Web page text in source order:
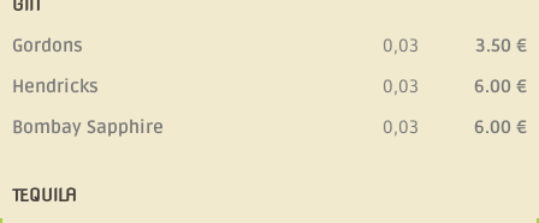
GIN
Gordons
Hendricks
Bombay Sapphire
0,03
0,03
0,03
3.50 €
6.00 €
6.00 €
TEQUILA